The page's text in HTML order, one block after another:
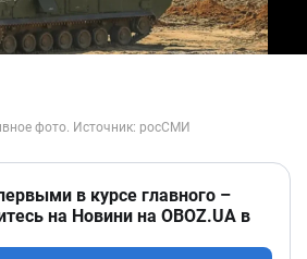
в курсе главного –
на Новини на OBOZ.UA в